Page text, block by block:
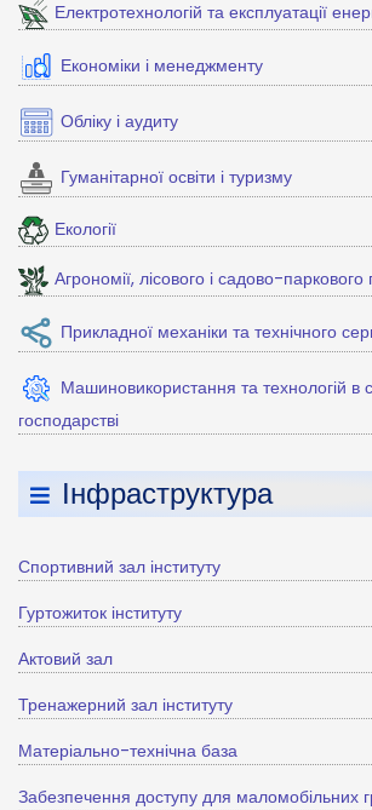
Електротехнологій та експлуатації
Економіки і менеджменту
Обліку і аудиту
Гуманітарної освіти і туризму
Екології
Агрономії, лісового і садово-
Прикладної механіки та технічного
Машиновикористання та технологій в
господарстві
Інфраструктура
Спортивний зал інституту
Гуртожиток інституту
Актовий зал
Тренажерний зал інституту
Матеріально-технічна база
Забезпечення доступу для маломобільних